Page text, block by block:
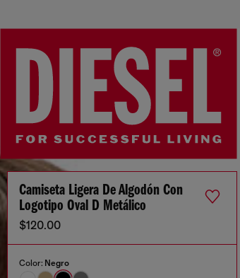
Camiseta Ligera De Algodón Con
Logotipo Oval D Metálico
$120.00
Color: Negro